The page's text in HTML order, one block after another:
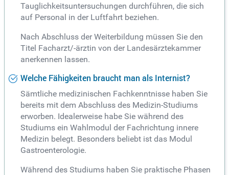
Tauglichkeitsuntersuchungen durchführen, die sich
auf Personal in der Luftfahrt beziehen.
Nach Abschluss der Weiterbildung müssen Sie den
Titel Facharzt/-ärztin von der Landesärztekammer
anerkennen lassen.
Welche Fähigkeiten braucht man als Internist?
Sämtliche medizinischen Fachkenntnisse haben Sie
bereits mit dem Abschluss des Medizin-Studiums
erworben. Idealerweise habe Sie während des
Studiums ein Wahlmodul der Fachrichtung innere
Medizin belegt. Besonders beliebt ist das Modul
Gastroenterologie.
Während des Studiums haben Sie praktische Phasen